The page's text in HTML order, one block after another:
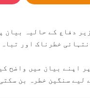
دفاع کے حالیہ بیان
خطرناک اور
اپنے بیان میں واضح
لیے سنگین خطرہ بن